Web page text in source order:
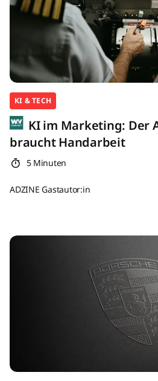
KI & TECH
KI im Marketing: Der
braucht Handarbeit
5 Minuten
ADZINE Gastautor:in